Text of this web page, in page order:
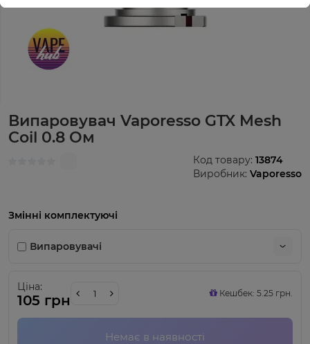
Випаровувач Vaporesso GTX Mesh
Coil 0.8 Ом
Виробник: Vaporesso
Код товару: 13874
Змінні комплектуючі
Випаровувачі
Ціна:
105 грн Кешбек: 5.25 грн.
Немає в наявності